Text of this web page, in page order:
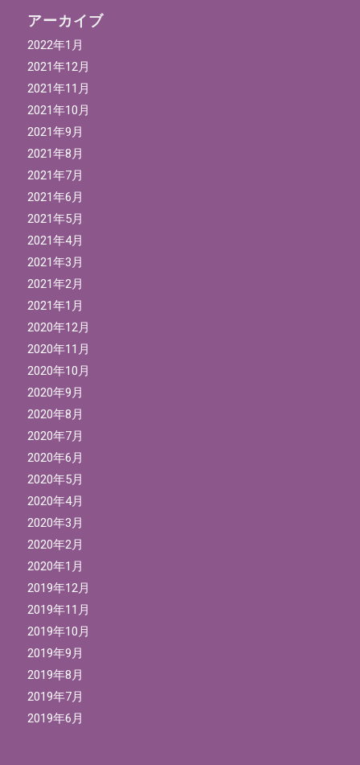
アーカイブ
2022年1月
2021年12月
2021年11月
2021年10月
2021年9月
2021年8月
2021年7月
2021年6月
2021年5月
2021年4月
2021年3月
2021年2月
2021年1月
2020年12月
2020年11月
2020年10月
2020年9月
2020年8月
2020年7月
2020年6月
2020年5月
2020年4月
2020年3月
2020年2月
2020年1月
2019年12月
2019年11月
2019年10月
2019年9月
2019年8月
2019年7月
2019年6月